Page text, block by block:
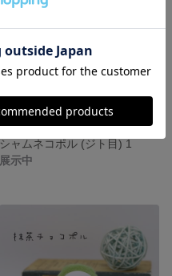
シャムネコポル (ジト目) 1
展示中